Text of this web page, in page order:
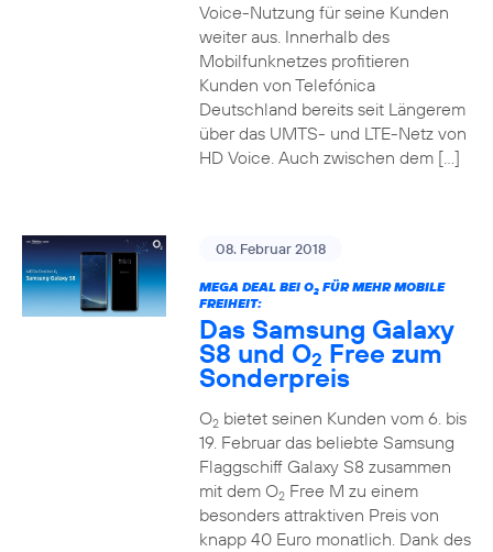
Voice-Nutzung für seine Kunden
weiter aus. Innerhalb des
Mobilfunknetzes profitieren
Kunden von Telefónica
Deutschland bereits seit Längerem
über das UMTS- und LTE-Netz von
HD Voice. Auch zwischen dem […]
08. Februar 2018
MEGA DEAL BEI O2FÜR MEHR MOBILE
FREIHEIT:
Das Samsung Galaxy
S8 und O2 Free zum
Sonderpreis
O2bietet seinen Kunden vom 6. bis
19. Februar das beliebte Samsung
Flaggschiff Galaxy S8 zusammen
mit dem O2Free M zu einem
besonders attraktiven Preis von
knapp 40 Euro monatlich. Dank des